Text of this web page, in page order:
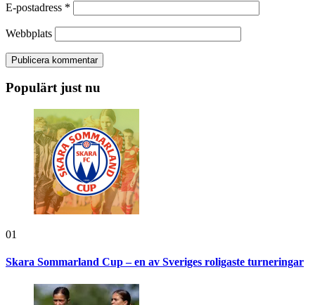
E-postadress *
Webbplats
Populärt just nu
01
Skara Sommarland Cup – en av Sveriges roligaste turneringar